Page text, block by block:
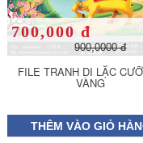
FILE TRANH DI LẶC
VÀNG
700,000 đ
900,0000 đ
THÊM VÀO GIỎ